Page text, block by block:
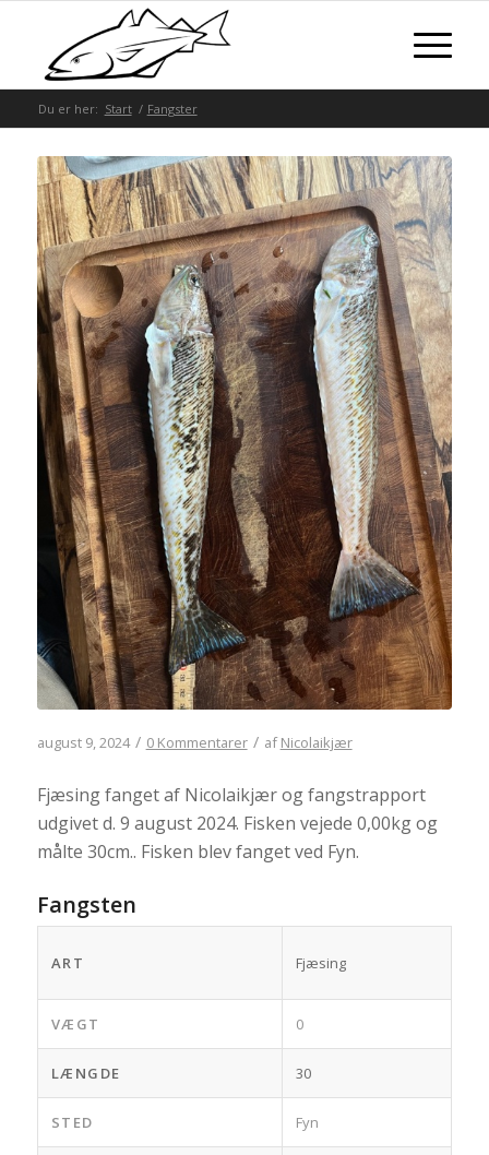
Du er her: Start / Fangster
august 9, 2024 / 0 Kommentarer / afNicolaikjær
Fjæsing fanget af Nicolaikjær og fangstrapport
udgivet d. 9 august 2024. Fisken vejede 0,00kg og
målte 30cm.. Fisken blev fanget ved Fyn.
Fangsten
ART Fjæsing
VÆGT 0
LÆNGDE 30
STED Fyn